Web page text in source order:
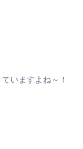
いますよね～！